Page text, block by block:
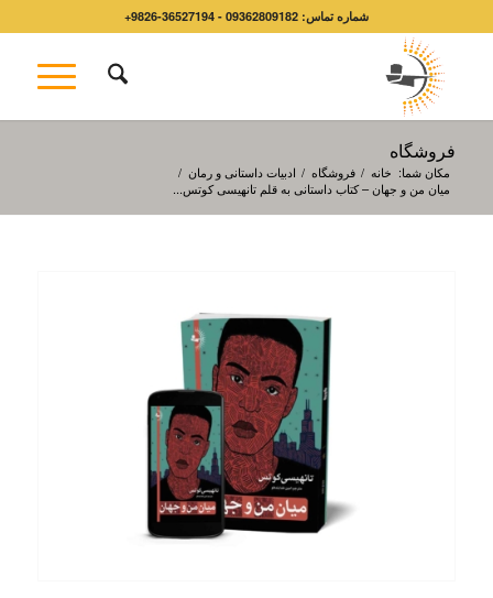
شماره تماس: 09362809182 - 36527194-9826+
فروشگاه
مکان شما: خانه / فروشگاه / ادبیات داستانی و رمان /
میان من و جهان – کتاب داستانی به قلم تانهیسی کوتس...